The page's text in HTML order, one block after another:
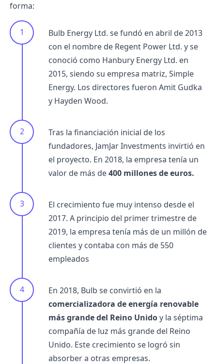
forma:
Bulb Energy Ltd. se fundó en abril de 2013
con el nombre de Regent Power Ltd. y se
conoció como Hanbury Energy Ltd. en
2015, siendo su empresa matriz, Simple
Energy. Los directores fueron Amit Gudka
y Hayden Wood.
Tras la financiación inicial de los
fundadores, JamJar Investments invirtió en
el proyecto. En 2018, la empresa tenía un
valor de más de400 millones de euros.
El crecimiento fue muy intenso desde el
2017. A principio del primer trimestre de
2019, la empresa tenía más de un millón de
clientes y contaba con más de 550
empleados
En 2018, Bulb se convirtió en la
comercializadora de energía renovable
más grande del Reino Unidoy la séptima
compañía de luz más grande del Reino
Unido. Este crecimiento se logró sin
absorber a otras empresas.